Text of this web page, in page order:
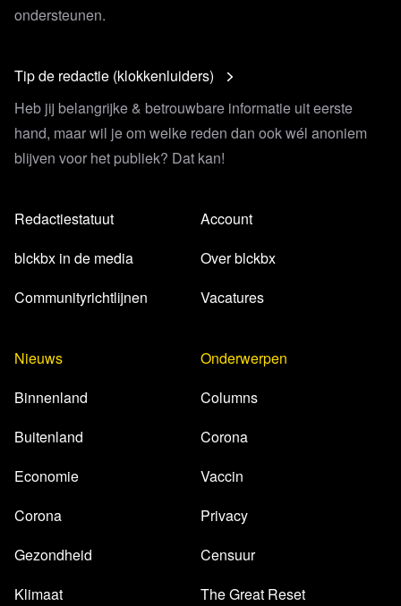
ondersteunen.
Tip de redactie (klokkenluiders)
Heb jij belangrijke & betrouwbare informatie uit eerste
hand, maar wil je om welke reden dan ook wél anoniem
blijven voor het publiek? Dat kan!
Redactiestatuut
blckbx in de media
Communityrichtlijnen
Account
Over blckbx
Vacatures
Nieuws
Binnenland
Buitenland
Economie
Corona
Gezondheid
Klimaat
Onderwerpen
Columns
Corona
Vaccin
Privacy
Censuur
The Great Reset